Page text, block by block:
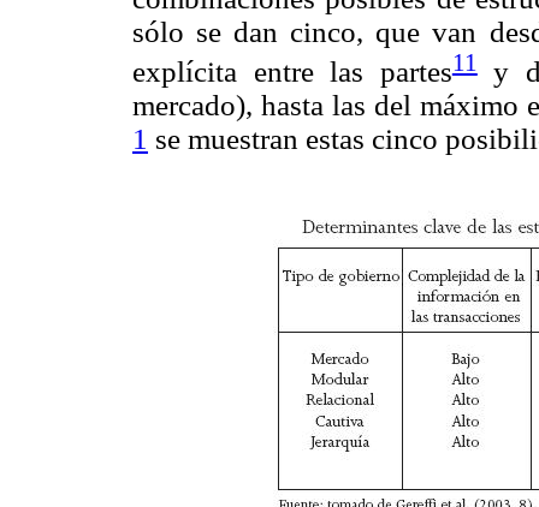
sólo se dan cinco, que van
explícita entre las partes11y
mercado), hasta las del máximo
1 se muestran estas cinco